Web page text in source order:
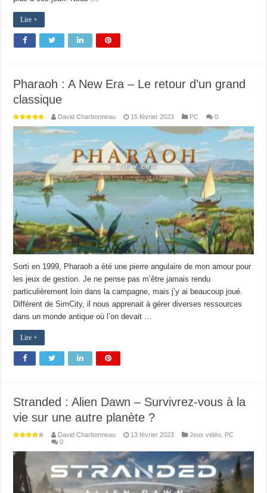
Lire +
Pharaoh : A New Era – Le retour d’un grand
classique
David Charbonneau 15 février 2023 PC 0
Sorti en 1999, Pharaoh a été une pierre angulaire de mon amour pour
les jeux de gestion. Je ne pense pas m’être jamais rendu
particulièrement loin dans la campagne, mais j’y ai beaucoup joué.
Différent de SimCity, il nous apprenait à gérer diverses ressources
dans un monde antique où l’on devait …
Lire +
Stranded : Alien Dawn – Survivrez-vous à la
vie sur une autre planète ?
David Charbonneau 13 février 2023 Jeux vidéo PC
0